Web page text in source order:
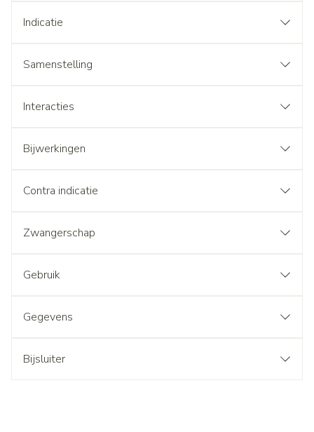
Indicatie
Samenstelling
Interacties
Bijwerkingen
Contra indicatie
Zwangerschap
Gebruik
Gegevens
Bijsluiter